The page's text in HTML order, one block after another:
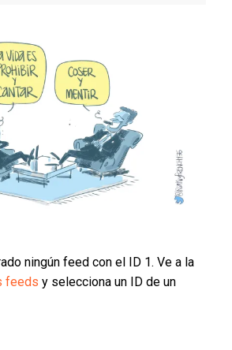
ningún feed con el ID 1. Ve a la
feeds y selecciona un ID de un